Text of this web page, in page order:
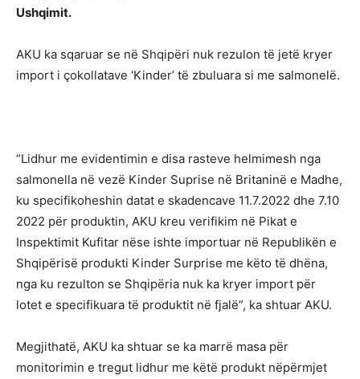
Ushqimit.
AKU ka sqaruar se në Shqipëri nuk rezulon të jetë kryer
import i çokollatave ‘Kinder’ të zbuluara si me salmonelë.
“Lidhur me evidentimin e disa rasteve helmimesh nga
salmonella në vezë Kinder Suprise në Britaninë e Madhe,
ku specifikoheshin datat e skadencave 11.7.2022 dhe 7.10
2022 për produktin, AKU kreu verifikim në Pikat e
Inspektimit Kufitar nëse ishte importuar në Republikën e
Shqipërisë produkti Kinder Surprise me këto të dhëna,
nga ku rezulton se Shqipëria nuk ka kryer import për
lotet e specifikuara të produktit në fjalë”, ka shtuar AKU.
Megjithatë, AKU ka shtuar se ka marrë masa për
monitorimin e tregut lidhur me këtë produkt nëpërmjet